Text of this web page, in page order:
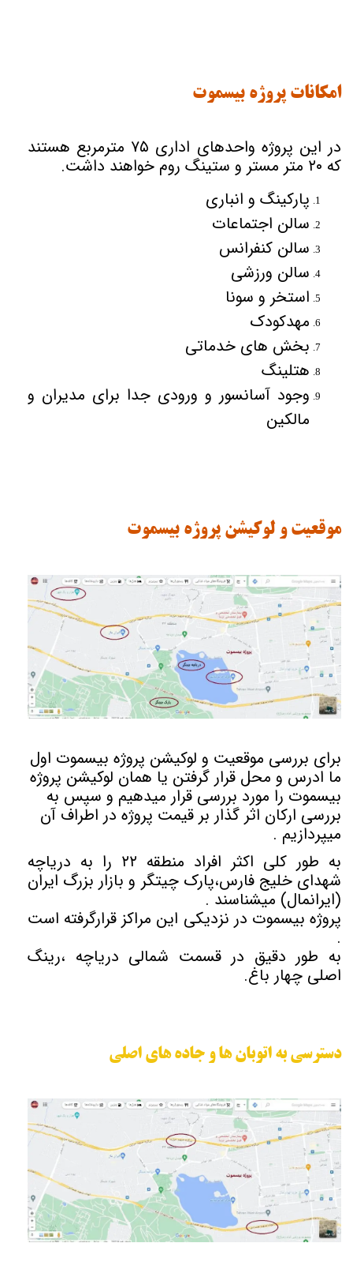
امکانات پروژه بیسموت
در این پروژه واحد های اداری ۷۵ مترمربع هستند
که ۲۰ متر مستر و ستینگ روم خواهند داشت.
پارکینگ و انباری
سالن اجتماعات
سالن کنفرانس
سالن ورزشی
استخر و سونا
مهدکودک
بخش های خدماتی
هتلینگ
وجود آسانسور و ورودی جدا برای مدیران و
مالکین
موقعیت و لوکیشن پروژه بیسموت
برای بررسی موقعیت و لوکیشن پروژه بیسموت اول
ما ادرس و محل قرار گرفتن یا همان لوکیشن پروژه
بیسموت را مورد بررسی قرار میدهیم و سپس به
بررسی ارکان اثر گذار بر قیمت پروژه در اطراف آن
میپردازیم .
به طور کلی اکثر افراد منطقه ۲۲ را به دریاچه
شهدای خلیج فارس،پارک چیتگر و بازار بزرگ ایران
(ایرانمال) میشناسند .
پروژه بیسموت در نزدیکی این مراکز قرارگرفته است
.
به طور دقیق در قسمت شمالی دریاچه ،رینگ
اصلی چهار باغ.
دسترسی به اتوبان ها و جاده های اصلی